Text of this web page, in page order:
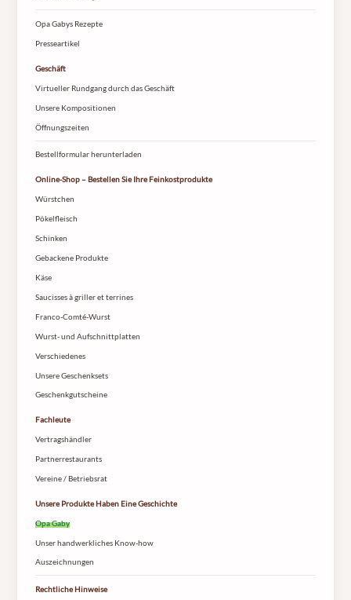
Opa Gabys Rezepte
Presseartikel
Geschäft
Virtueller Rundgang durch das Geschäft
Unsere Kompositionen
Öffnungszeiten
Bestellformular herunterladen
Online-Shop – Bestellen Sie Ihre Feinkostprodukte
Würstchen
Pökelfleisch
Schinken
Gebackene Produkte
Käse
Saucisses à griller et terrines
Franco-Comté-Wurst
Wurst- und Aufschnittplatten
Verschiedenes
Unsere Geschenksets
Geschenkgutscheine
Fachleute
Vertragshändler
Partnerrestaurants
Vereine / Betriebsrat
Unsere Produkte Haben Eine Geschichte
Opa Gaby
Unser handwerkliches Know-how
Auszeichnungen
Rechtliche Hinweise